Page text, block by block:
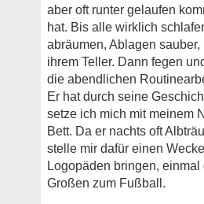
aber oft runter gelaufen
hat. Bis alle wirklich
abräumen, Ablagen
ihrem Teller. Dann fegen
die abendlichen
Er hat durch seine
setze ich mich mit meinem
Bett. Da er nachts oft
stelle mir dafür einen
Logopäden bringen,
Großen zum Fußball.